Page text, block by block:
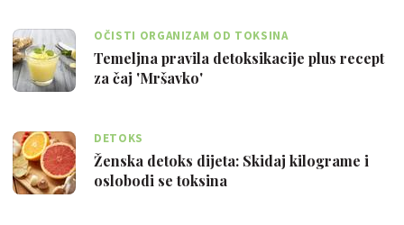
OČISTI ORGANIZAM OD TOKSINA
Temeljna pravila detoksikacije plus recept
za čaj 'Mršavko'
DETOKS
Ženska detoks dijeta: Skidaj kilograme i
oslobodi se toksina